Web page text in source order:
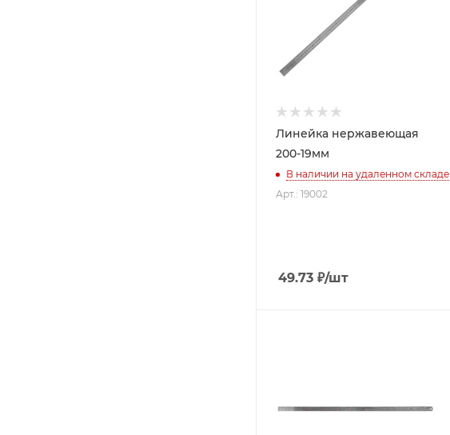
Линейка нержавеющая
200-19мм
В наличии на удаленном складе
Арт.: 19002
49.73 ₽/шт